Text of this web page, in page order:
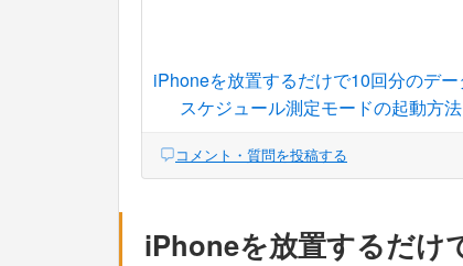
iPhoneを放置するだけで10回分のデ
スケジュール測定モードの起動方
コメント・質問を投稿する
iPhoneを放置するだけ